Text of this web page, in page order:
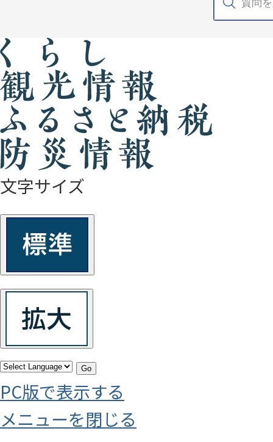
文字サイズ
Go
PC版で表示する
メニューを閉じる